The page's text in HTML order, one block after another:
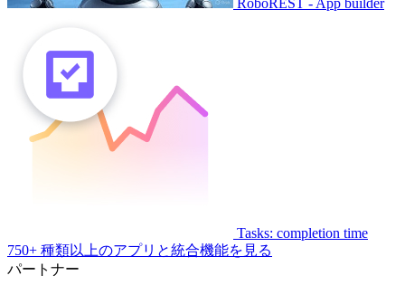
RoboREST - App builder
Tasks: completion time
750+ 種類以上のアプリと統合機能を見る
パートナー